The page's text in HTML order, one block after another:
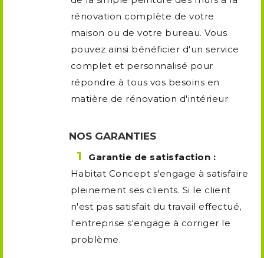
rénovation complète de votre
maison ou de votre bureau. Vous
pouvez ainsi bénéficier d'un service
complet et personnalisé pour
répondre à tous vos besoins en
matière de rénovation d'intérieur
NOS GARANTIES
Garantie de satisfaction :
Habitat Concept s'engage à satisfaire
pleinement ses clients. Si le client
n'est pas satisfait du travail effectué,
l'entreprise s'engage à corriger le
problème.